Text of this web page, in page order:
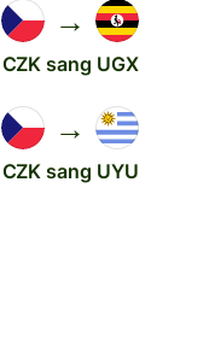
→
CZK sang UGX
→
CZK sang UYU